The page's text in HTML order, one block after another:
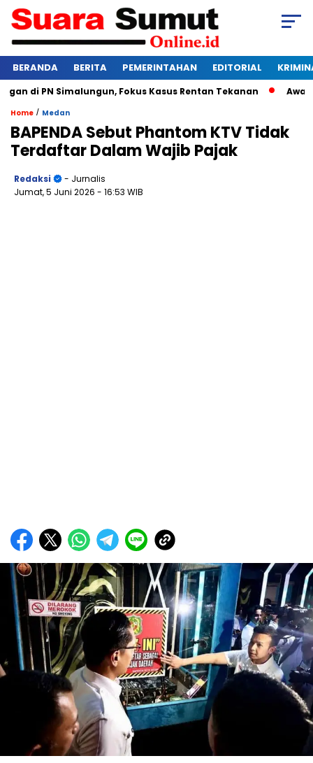
BERANDA BERITA PEMERINTAHAN EDITORIAL
PN Simalungun, Fokus Kasus Rentan Tekanan Awas
Home / Medan
BAPENDA Sebut Phantom KTV Tidak
Terdaftar Dalam Wajib Pajak
Redaksi
- Jurnalis
Jumat, 5 Juni 2026 - 16:53 WIB